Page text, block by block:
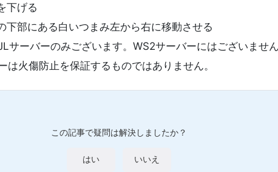
下げる
下部にある白いつまみ左から右に移動させる
サーバーのみございます。WS2サーバーにはございません
は火傷防止を保証するものではありません。
この記事で疑問は解決しましたか？
はい いいえ